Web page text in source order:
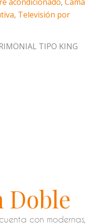
, Televisión por
TIPO KING
Doble
con modernas,